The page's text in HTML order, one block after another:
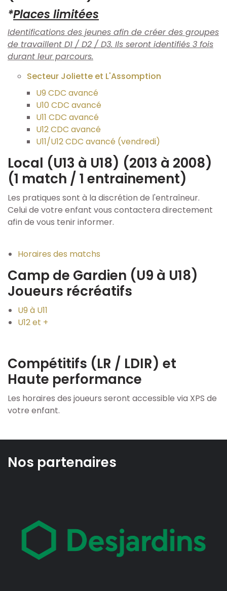
*Places limitées
Identifications des jeunes afin de créer des groupes
de travaillent D1 / D2 / D3. Ils seront identifiés 3 fois
durant leur parcours.
Secteur Joliette et L'Assomption
U9 CDC avancé
U10 CDC avancé
U11 CDC avancé
U12 CDC avancé
U11/U12 CDC avancé (vendredi)
Local (U13 à U18) (2013 à 2008)
(1 match / 1 entrainement)
Les pratiques sont à la discrétion de l'entraîneur.
Celui de votre enfant vous contactera directement
afin de vous tenir informer.
Horaires des matchs
Camp de Gardien (U9 à U18)
Joueurs récréatifs
U9 à U11
U12 et +
Compétitifs (LR / LDIR) et
Haute performance
Les horaires des joueurs seront accessible via XPS de
votre enfant.
Nos partenaires